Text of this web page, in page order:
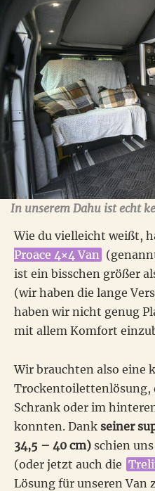
In unserem Dahu ist echt
Wie du vielleicht weißt,
Proace 4×4 Van
ist ein bisschen größer
(wir haben die lange
haben wir nicht genug
mit allem Komfort
Wir brauchten also eine
Trockentoilettenlösung,
Schrank oder im
konnten. Dank seiner
34,5 – 40 cm) schien
(oder jetzt auch die
Lösung für unseren Van